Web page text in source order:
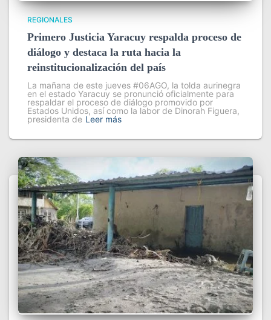
REGIONALES
Primero Justicia Yaracuy respalda proceso de
diálogo y destaca la ruta hacia la
reinstitucionalización del país
La mañana de este jueves #06AGO, la tolda aurinegra
en el estado Yaracuy se pronunció oficialmente para
respaldar el proceso de diálogo promovido por
Estados Unidos, así como la labor de Dinorah Figuera,
presidenta de Leer más